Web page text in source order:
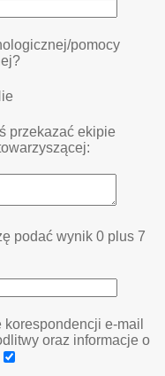
pomocy
przekazać ekipie
podać wynik 0 plus 7
e-mail
oraz informacje o